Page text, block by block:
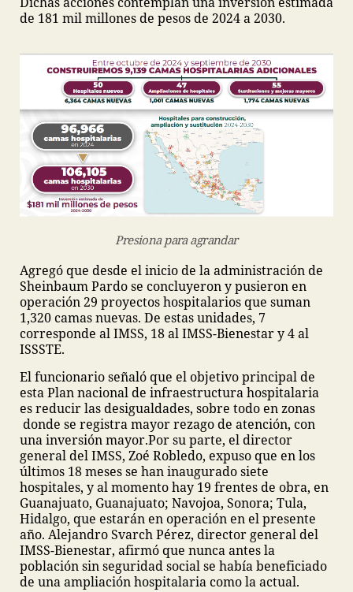
de 181 mil millones de pesos de 2024 a 2030.
Presiona para agrandar
Agregó que desde el inicio de la administración de
Sheinbaum Pardo se concluyeron y pusieron en
operación 29 proyectos hospitalarios que suman
1,320 camas nuevas. De estas unidades, 7
corresponde al IMSS, 18 al IMSS-Bienestar y 4 al
ISSSTE.
El funcionario señaló que el objetivo principal de
esta Plan nacional de infraestructura hospitalaria
es reducir las desigualdades, sobre todo en zonas
donde se registra mayor rezago de atención, con
una inversión mayor.Por su parte, el director
general del IMSS, Zoé Robledo, expuso que en los
últimos 18 meses se han inaugurado siete
hospitales, y al momento hay 19 frentes de obra, en
Guanajuato, Guanajuato; Navojoa, Sonora; Tula,
Hidalgo, que estarán en operación en el presente
año. Alejandro Svarch Pérez, director general del
IMSS-Bienestar, afirmó que nunca antes la
población sin seguridad social se había beneficiado
de una ampliación hospitalaria como la actual.